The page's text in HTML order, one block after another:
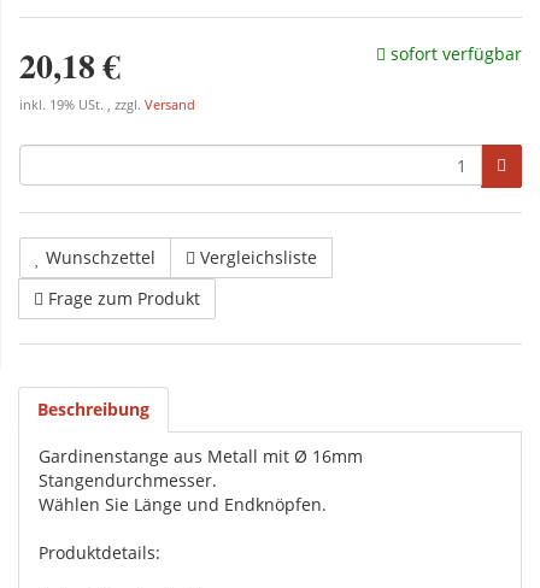
20,18 €
inkl. 19% USt. , zzgl. Versand
sofort verfügbar
Wunschzettel
Vergleichsliste
Frage zum Produkt
Beschreibung
Gardinenstange aus Metall mit Ø 16mm
Stangendurchmesser.
Wählen Sie Länge und Endknöpfen.
Produktdetails: